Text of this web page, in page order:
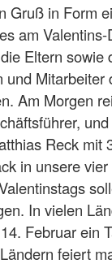
Gruß in Form
am Valentins-
Eltern sowie
und Mitarbeiter
Am Morgen
Reck mit
in unsere
In vielen
Februar ein
feiert